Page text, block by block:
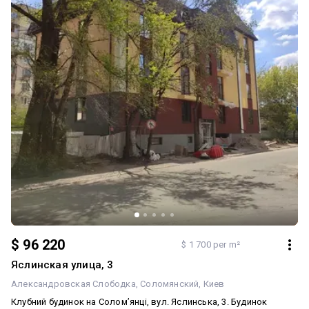
$ 96 220 $ 1 700 per m²
Яслинская улица, 3
Александровская Слободка Соломянский Киев
Клубний будинок на Солом’янці, вул. Яслинська, 3. Будинок